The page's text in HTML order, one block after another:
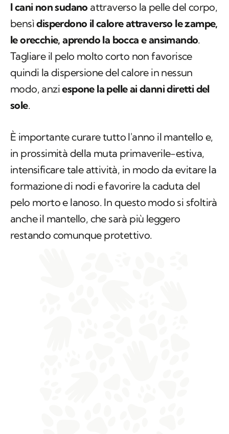
I cani non sudano attraverso la pelle del corpo,
bensìdisperdono il calore attraverso le zampe,
le orecchie, aprendo la bocca e ansimando.
Tagliare il pelo molto corto non favorisce
quindi la dispersione del calore in nessun
modo, anziespone la pelle ai danni diretti del
sole.
È importante curare tutto l'anno il mantello e,
in prossimità della muta primaverile-estiva,
intensificare tale attività, in modo da evitare la
formazione di nodi e favorire la caduta del
pelo morto e lanoso. In questo modo si sfoltirà
anche il mantello, che sarà più leggero
restando comunque protettivo.